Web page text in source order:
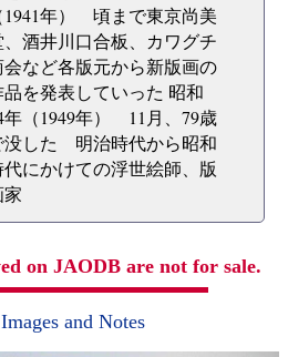
1941年） 頃まで東京尚美
、酒井川口合板、カワグチ
会など各版元から新版画の
品を発表していった 昭和
年（1949年） 11月、79歳
没した 明治時代から昭和
代にかけての浮世絵師、版
on JAODB are not for sale.
and Notes